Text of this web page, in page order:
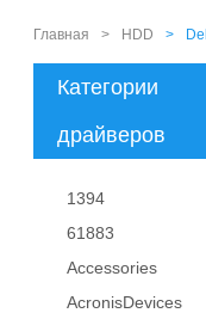
Главная > HDD >
Категории
драйверов
1394
61883
Accessories
AcronisDevices